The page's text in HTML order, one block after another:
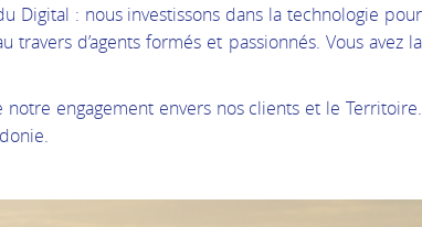
Digital : nous investissons dans la technologie pour
d’agents formés et passionnés. Vous avez la
engagement envers nos clients et le Territoire.